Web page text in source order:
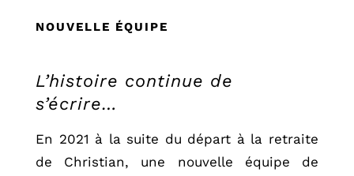
NOUVELLE ÉQUIPE
L’histoire continue de
s’écrire…
En 2021 à la suite du départ à la retraite
de Christian, une nouvelle équipe de